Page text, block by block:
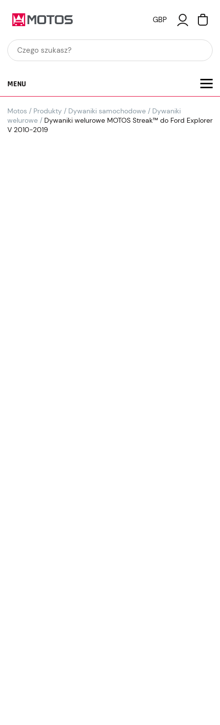
GBP
MENU
Motos / Produkty / Dywaniki samochodowe / Dywaniki
welurowe / Dywaniki welurowe MOTOS Streak™ do Ford Explorer
V 2010-2019